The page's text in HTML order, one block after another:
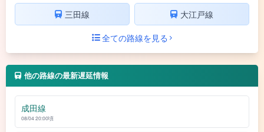
三田線
大江戸線
全ての路線を見る
他の路線の最新遅延情報
成田線
08/04 20:00頃